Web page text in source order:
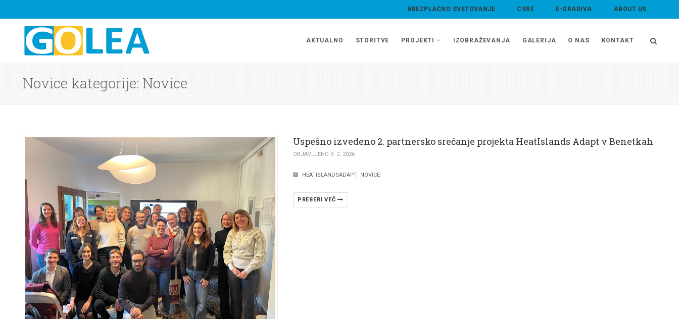
BREZPLAČNO SVETOVANJE CSRE E-GRADIVA ABOUT US
AKTUALNO STORITVE PROJEKTI IZOBRAŽEVANJA GALERIJA O NAS KONTAKT
Novice kategorije: Novice
Uspešno izvedeno 2. partnersko srečanje projekta HeatIslands Adapt v Benetkah
OBJAVLJENO 9. 2. 2026
HEATISLANDSADAPT, NOVICE
PREBERI VEČ